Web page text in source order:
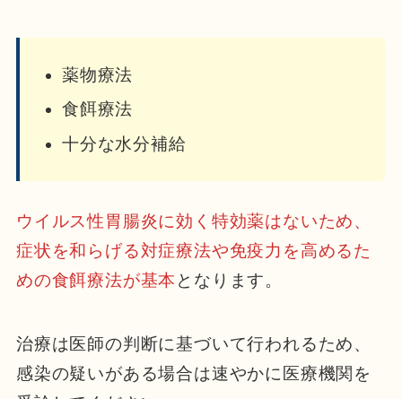
薬物療法
食餌療法
十分な水分補給
ウイルス性胃腸炎に効く特効薬はないため、
症状を和らげる対症療法や免疫力を高めるた
めの食餌療法が基本 となります。
治療は医師の判断に基づいて行われるため、
感染の疑いがある場合は速やかに医療機関を